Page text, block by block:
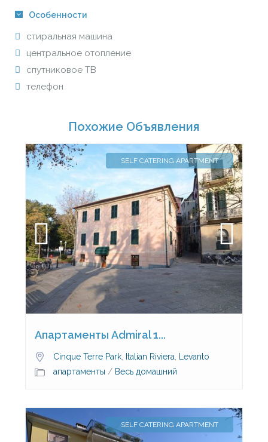
Особенности
стиральная машина
центральное отопление
спутниковое ТВ
телефон
Похожие Объявления
SELF CATERING APARTMENT
Апартаменты Admiral 1...
Cinque Terre Park Italian Riviera
Levanto
апартаменты / Весь домашний
SELF CATERING APARTMENT